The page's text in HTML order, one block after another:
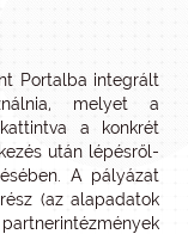
Portalba integrált
melyet a
a konkrét
után lépésről-
A pályázat
(az alapadatok